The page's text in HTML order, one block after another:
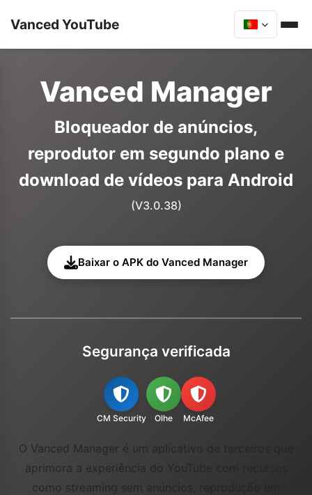
Vanced YouTube
Vanced Manager
Bloqueador de anúncios,
reprodutor em segundo plano e
download de vídeos para Android
(V3.0.38)
Baixar o APK do Vanced Manager
Segurança verificada
CM Security Olhe McAfee
O Vanced Manager é um aplicativo de terceiros que
aprimora a experiência do YouTube com recursos
como streaming sem anúncios, reprodução em